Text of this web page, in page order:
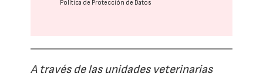
Política de Protección de Datos
A través de las unidades veterinarias